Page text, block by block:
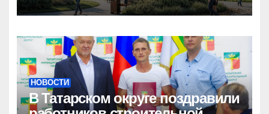
компаний «СОЮЗ»
НОВОСТИ
В Татарском округе поздравили